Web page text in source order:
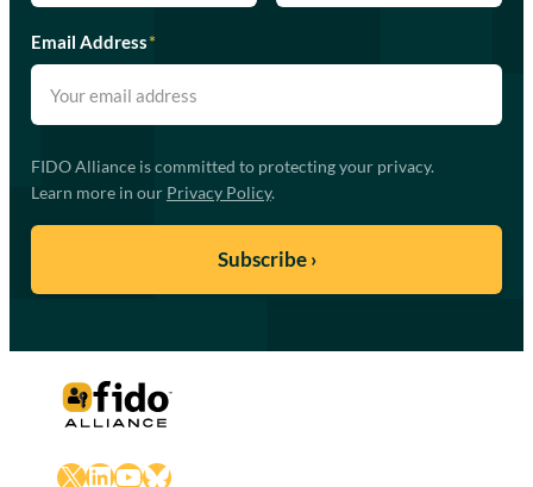
Email Address*
FIDO Alliance is committed to protecting your privacy.
Learn more in our Privacy Policy.
X LinkedIn
YouTube
Bluesky